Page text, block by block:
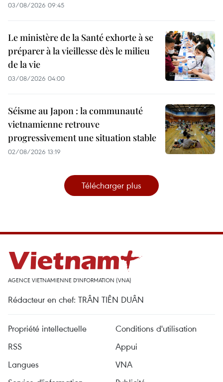
03/08/2026 09:45
Le ministère de la Santé exhorte à se
préparer à la vieillesse dès le milieu
de la vie
03/08/2026 04:00
Séisme au Japon : la communauté
vietnamienne retrouve
progressivement une situation stable
02/08/2026 13:19
Télécharger plus
AGENCE VIETNAMIENNE D'INFORMATION (VNA)
Rédacteur en chef: TRÂN TIÊN DUÂN
Propriété intellectuelle
Conditions d'utilisation
RSS
Appui
Langues
VNA